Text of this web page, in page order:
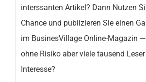
interssanten Artikel? Dann Nutzen
Chance und publizieren Sie einen
im BusinesVillage Online-Magazin
ohne Risiko aber viele tausend
Interesse?